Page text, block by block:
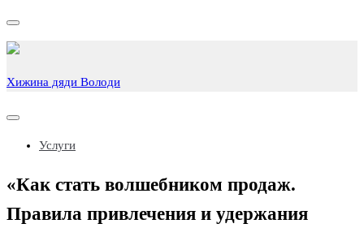
Показать/
Скрыть
навигацию
Хижина дяди Володи
Показать/
навигацию
Услуги
«Как стать волшебником продаж.
Правила привлечения и удержания